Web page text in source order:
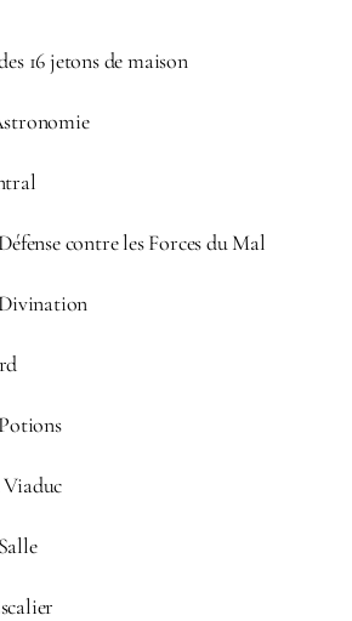
16 jetons de maison
contre les Forces du Mal